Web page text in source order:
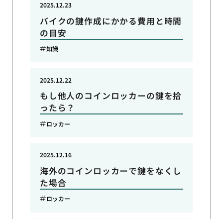
バイクの鍵作成にかかる費用と時間
の目安
2025.12.23
知識
もし他人のコインロッカーの鍵を拾
ったら？
2025.12.22
ロッカー
海外のコインロッカーで鍵をなくし
た場合
2025.12.16
ロッカー